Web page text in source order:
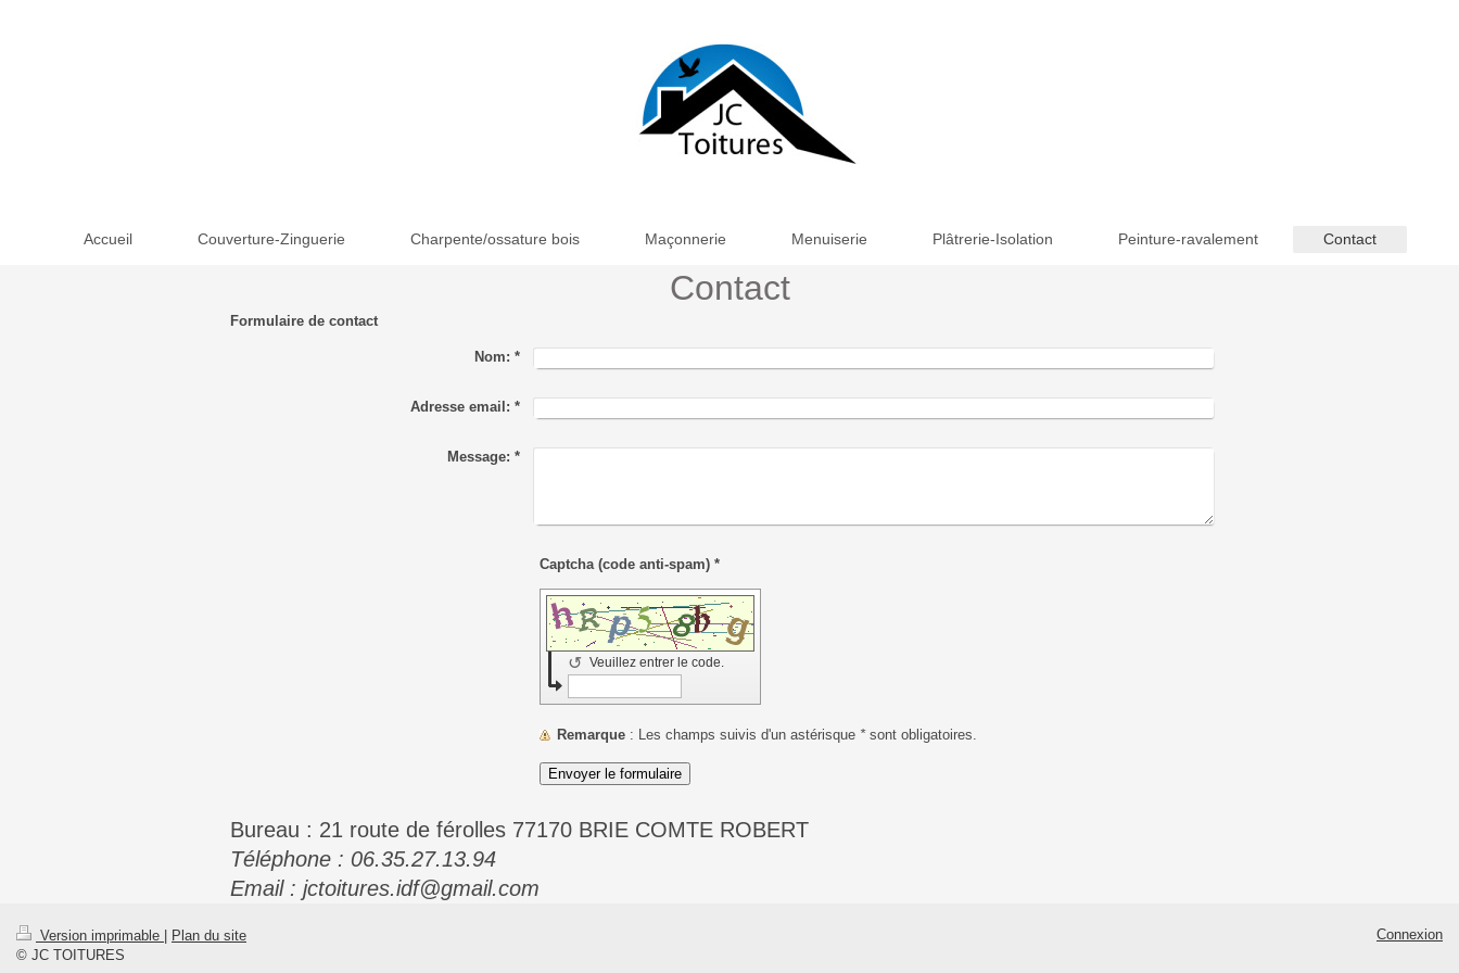
Accueil Couverture-Zinguerie Charpente/ossature bois Maçonnerie Menuiserie Plâtrerie-Isolation Peinture-ravalement Contact
Contact
Formulaire de contact
Nom: *
Adresse email: *
Message: *
Captcha (code anti-spam) *
Veuillez entrer le code.
↺
Remarque : Les champs suivis d'un astérisque *sont obligatoires.
Bureau : 21 route de férolles 77170 BRIE COMTE ROBERT
Téléphone : 06.35.27.13.94
Email : jctoitures.idf@gmail.com
Version imprimable
Plan du site
© JC TOITURES
Connexion